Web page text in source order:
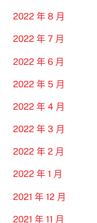
2022 年 8 月
2022 年 7 月
2022 年 6 月
2022 年 5 月
2022 年 4 月
2022 年 3 月
2022 年 2 月
2022 年 1 月
2021 年 12 月
2021 年 11 月